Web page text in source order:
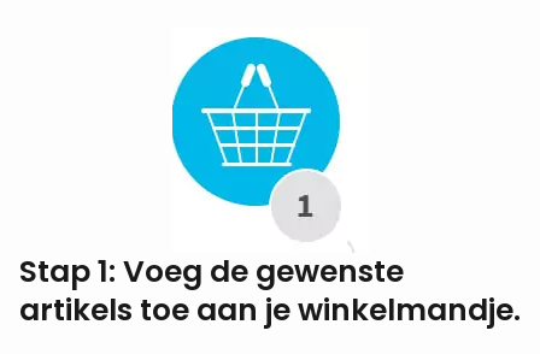
Stap 1: Voeg de gewenste
artikels toe aan je winkelmandje.